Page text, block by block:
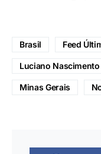
Brasil Feed
Luciano
Minas Gerais